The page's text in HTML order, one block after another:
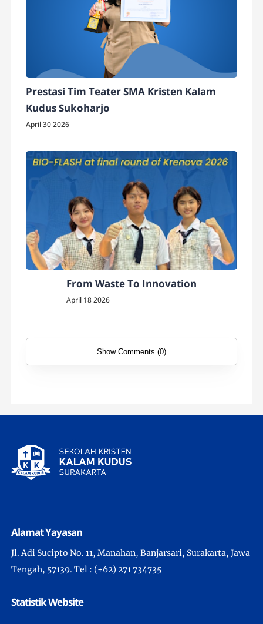
Prestasi Tim Teater SMA Kristen Kalam
Kudus Sukoharjo
April 30 2026
From Waste To Innovation
April 18 2026
Show Comments (0)
Alamat Yayasan
Jl. Adi Sucipto No. 11, Manahan, Banjarsari, Surakarta, Jawa
Tengah, 57139. Tel : (+62) 271 734735
Statistik Website